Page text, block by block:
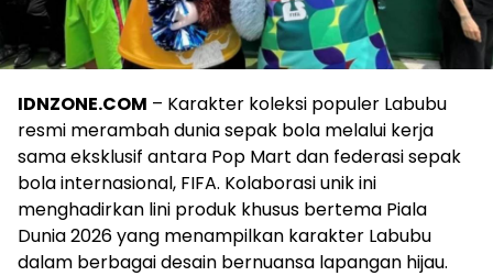
IDNZONE.COM – Karakter koleksi populer Labubu
resmi merambah dunia sepak bola melalui kerja
sama eksklusif antara Pop Mart dan federasi sepak
bola internasional, FIFA. Kolaborasi unik ini
menghadirkan lini produk khusus bertema Piala
Dunia 2026 yang menampilkan karakter Labubu
dalam berbagai desain bernuansa lapangan hijau.